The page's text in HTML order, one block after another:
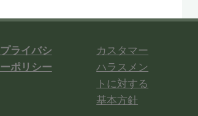
プライバシ
ーポリシー
カスタマー
ハラスメン
トに対する
基本方針